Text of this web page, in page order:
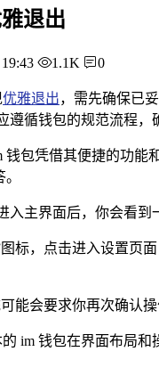
退出
1.1K 0
优雅退出，需先确保已
遵循钱包的规范流程
钱包凭借其便捷的功能
入主界面后，你会看
标，点击进入设置页
能会要求你再次确认
im 钱包在界面布局